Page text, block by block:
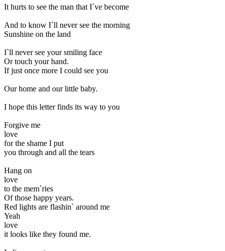
It hurts to see the man that I`ve become
And to know I`ll never see the morning
Sunshine on the land
I`ll never see your smiling face
Or touch your hand.
If just once more I could see you
Our home and our little baby.
I hope this letter finds its way to you
Forgive me
love
for the shame I put
you through and all the tears
Hang on
love
to the mem`ries
Of those happy years.
Red lights are flashin` around me
Yeah
love
it looks like they found me.